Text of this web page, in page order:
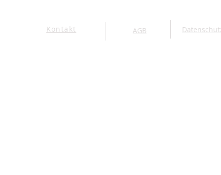
Kontakt AGB